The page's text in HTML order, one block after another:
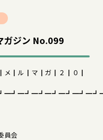
ガジン No.099
┃ル┃マ┃ガ┃２┃０┃
員会